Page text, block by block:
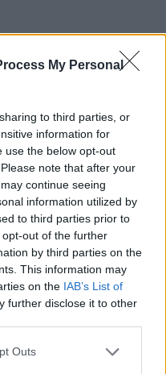
My Personal
to third parties, or
information for
use the below opt-out
note that after your
continue seeing
information utilized by
to third parties prior to
out of the further
by third parties on the
This information may
on the IAB’s List of
further disclose it to other
Outs
στα 320,42
των δικαιούχων
Κ. Μητσοτάκης:
της